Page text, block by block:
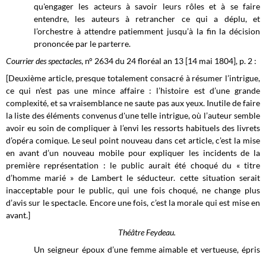
qu'engager les acteurs à savoir leurs rôles et à se faire
entendre, les auteurs à retrancher ce qui a déplu, et
l’orchestre à attendre patiemment jusqu’à la fin la décision
prononcée par le parterre.
Courrier des spectacles, n° 2634 du 24 floréal an 13 [14 mai 1804], p. 2 :
[Deuxième article, presque totalement consacré à résumer l’intrigue,
ce qui n’est pas une mince affaire : l’histoire est d’une grande
complexité, et sa vraisemblance ne saute pas aux yeux. Inutile de faire
la liste des éléments convenus d'une telle intrigue, où l’auteur semble
avoir eu soin de compliquer à l’envi les ressorts habituels des livrets
d’opéra comique. Le seul point nouveau dans cet article, c’est la mise
en avant d’un nouveau mobile pour expliquer les incidents de la
première représentation : le public aurait été choqué du « titre
d’homme marié » de Lambert le séducteur. cette situation serait
inacceptable pour le public, qui une fois choqué, ne change plus
d’avis sur le spectacle. Encore une fois, c’est la morale qui est mise en
avant.]
Théâtre Feydeau.
Un seigneur époux d’une femme aimable et vertueuse, épris